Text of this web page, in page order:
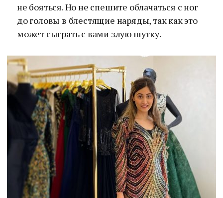
не бояться. Но не спешите облачаться с ног
до головы в блестящие наряды, так как это
может сыграть с вами злую шутку.